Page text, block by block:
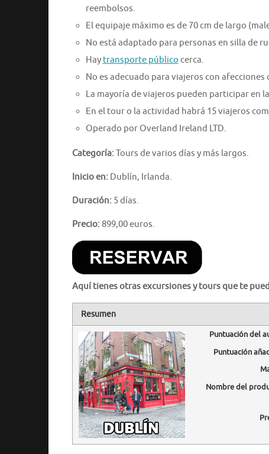
reembolsos.
El equipaje máximo es de 70 cm de largo
No está adaptado para personas en silla de
Hay transporte público cerca.
No es adecuado para viajeros con
La mayoría de viajeros pueden participar en
En el tour o la actividad habrá 15 viajeros
Operado por Overland Ireland LTD.
Categoría:Tours de varios días y más largos.
Inicio en: Dublín, Irlanda.
Duración: 5 días.
Precio: 899,00 euros.
Aquí tienes otras excursiones y tours que te
Resumen
Puntuación del
Puntuación
Nombre del